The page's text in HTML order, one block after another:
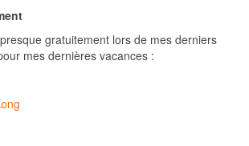
presque gratuitement lors de mes derniers
mes dernières vacances :